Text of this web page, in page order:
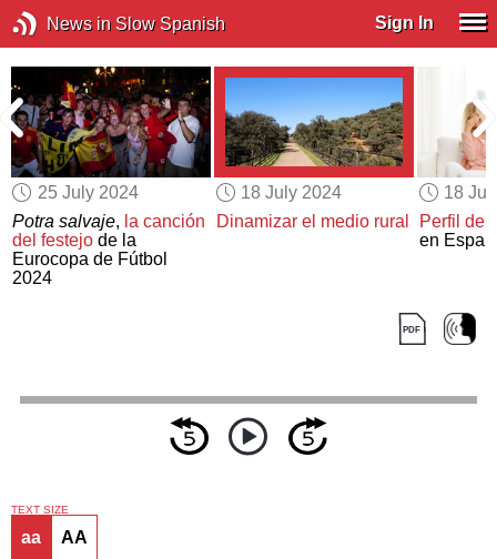
News in Slow Spanish Sign In
25 July 2024
Potra salvaje, la canción
del festejo de la
Eurocopa de Fútbol
2024
18 July 2024
Dinamizar el medio rural
18
Perfil de
en
TEXT SIZE
aa AA